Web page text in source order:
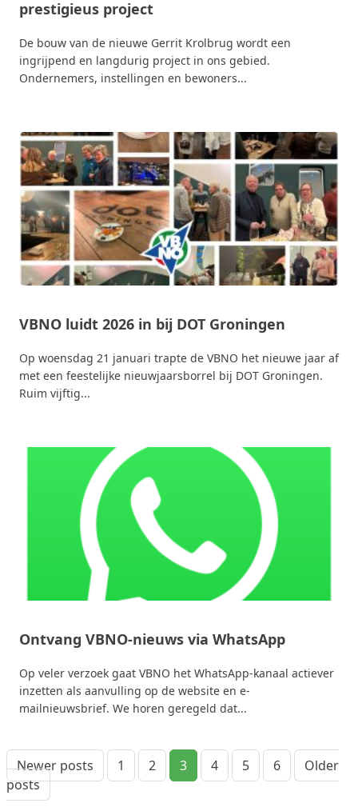
prestigieus project
De bouw van de nieuwe Gerrit Krolbrug wordt een
ingrijpend en langdurig project in ons gebied.
Ondernemers, instellingen en bewoners...
VBNO luidt 2026 in bij DOT Groningen
Op woensdag 21 januari trapte de VBNO het nieuwe jaar af
met een feestelijke nieuwjaarsborrel bij DOT Groningen.
Ruim vijftig...
Ontvang VBNO-nieuws via WhatsApp
Op veler verzoek gaat VBNO het WhatsApp-kanaal actiever
inzetten als aanvulling op de website en e-
mailnieuwsbrief. We horen geregeld dat...
Berichten
paginering
Newer posts 1 2 3 4 5 6
Older
posts